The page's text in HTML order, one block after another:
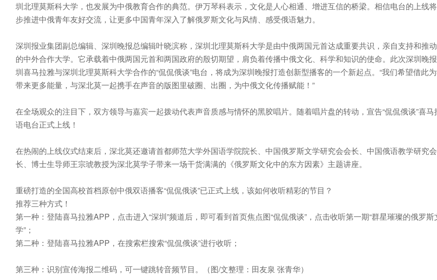
圳北理莫斯科大学，也发展为中俄教育合作的典范。伊万琴科表示，文化是人心相通、增进互信的桥梁。相信电台的上线
步推进中俄青年友好交流，让更多中国青年深入了解俄罗斯文化与风情、感受俄语魅力。
深圳报业集团副总编辑、深圳晚报总编辑叶晓滨称，深圳北理莫斯科大学是由中俄两国元首达成重要共识，亲自支持和推
的中外合作大学。它承载着中俄两国元首和两国政府的殷切期望，肩负着传播中俄文化、科学和知识的使命。此次深圳晚
圳喜马拉雅与深圳北理莫斯科大学合作的“侃侃俄谈”电台，将成为深圳晚报打造创新型播客的一个新起点。“我们希望借此
带来更多能量，与深北莫一起携手在声音的版图里破圈、出圈，为中俄文化传播赋能！”
在全场观众的注目下，双方领导与嘉宾一起拨动代表声音质感与情怀的黑胶唱片。随着唱片盘的转动，宣告“侃侃俄谈”喜马
语电台正式上线！
在热闹的上线仪式结束后，深北莫还邀请首都师范大学外国语学院院长、中国俄罗斯文学研究会会长、中国俄语教学研究
长、博士生导师王宗琥教授为深北莫学子带来一场干货满满的《俄罗斯文化中的东方因素》主题讲座。
重磅打造的全国高校首档原创中俄双语播客“侃侃俄谈”已正式上线，该如何收听精彩的节目？
推荐三种方式！
第一种：登陆喜马拉雅APP，点击进入“深圳”频道后，即可看到首页焦点图“侃侃俄谈”，点击收听第一期“群星璀璨的俄罗斯
学”；
第二种：登陆喜马拉雅APP，在搜索栏搜索“侃侃俄谈”进行收听；
第三种：识别宣传海报二维码，可一键跳转音频节目。（图/文整理：田友泉 张青华）